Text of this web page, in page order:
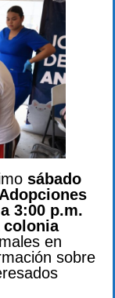
sábado
3:00 p.m.
colonia
en
sobre